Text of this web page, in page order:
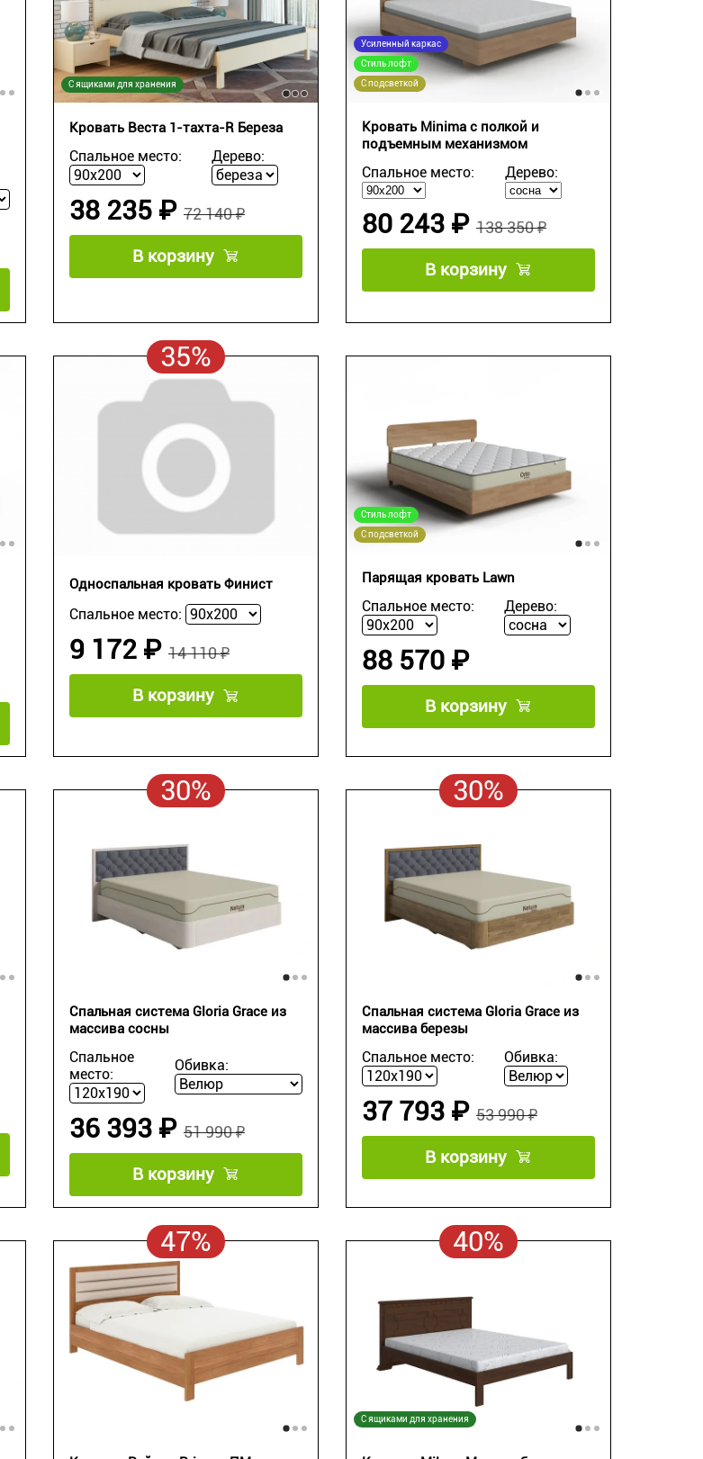
С ящиками для хранения
Кровать Веста 1-тахта-R Береза
Спальное место: Дерево:
72 140 ₽
38 235 ₽
В корзину
Усиленный каркас
Стиль лофт
С подсветкой
Кровать Minima с полкой и
подъемным механизмом
Спальное место: Дерево:
138 350 ₽
80 243 ₽
В корзину
35%
Односпальная кровать Финист
Спальное место:
14 110 ₽
9 172 ₽
В корзину
Стиль лофт
С подсветкой
Парящая кровать Lawn
Спальное место: Дерево:
88 570 ₽
В корзину
30%
Спальная система Gloria Grace из
массива сосны
Спальное
место:
Обивка:
51 990 ₽
36 393 ₽
В корзину
30%
Спальная система Gloria Grace из
массива березы
Спальное место: Обивка:
53 990 ₽
37 793 ₽
В корзину
47% 40%
С ящиками для хранения